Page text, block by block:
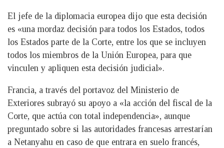
El jefe de la diplomacia europea dijo que esta decisión
es «una mordaz decisión para todos los Estados, todos
los Estados parte de la Corte, entre los que se incluyen
todos los miembros de la Unión Europea, para que
vinculen y apliquen esta decisión judicial».
Francia, a través del portavoz del Ministerio de
Exteriores subrayó su apoyo a «la acción del fiscal de la
Corte, que actúa con total independencia», aunque
preguntado sobre si las autoridades francesas arrestarían
a Netanyahu en caso de que entrara en suelo francés,